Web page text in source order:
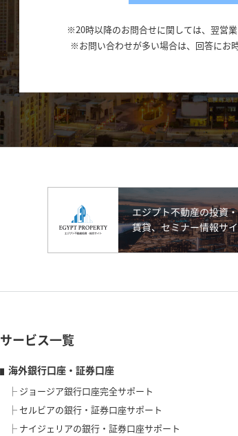
※20時以降のお問合せに関しては、翌営
※お問い合わせが多い場合は、回答にお
サービス一覧
海外銀行口座・証券口座
ジョージア銀行口座完全サポート
セルビアの銀行・証券口座サポート
ナイジェリアの銀行・証券口座サポート